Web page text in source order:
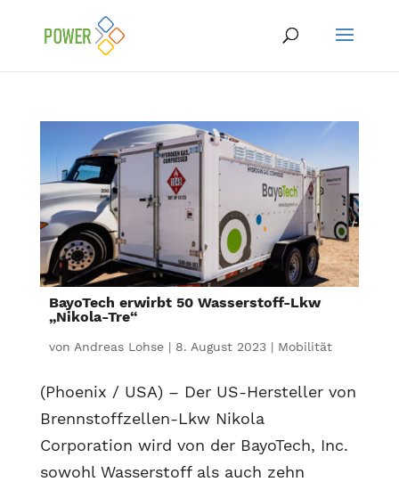
BayoTech erwirbt 50 Wasserstoff-Lkw
„Nikola-Tre“
von Andreas Lohse| 8. August 2023| Mobilität
(Phoenix / USA) – Der US-Hersteller von
Brennstoffzellen-Lkw Nikola
Corporation wird von der BayoTech, Inc.
sowohl Wasserstoff als auch zehn